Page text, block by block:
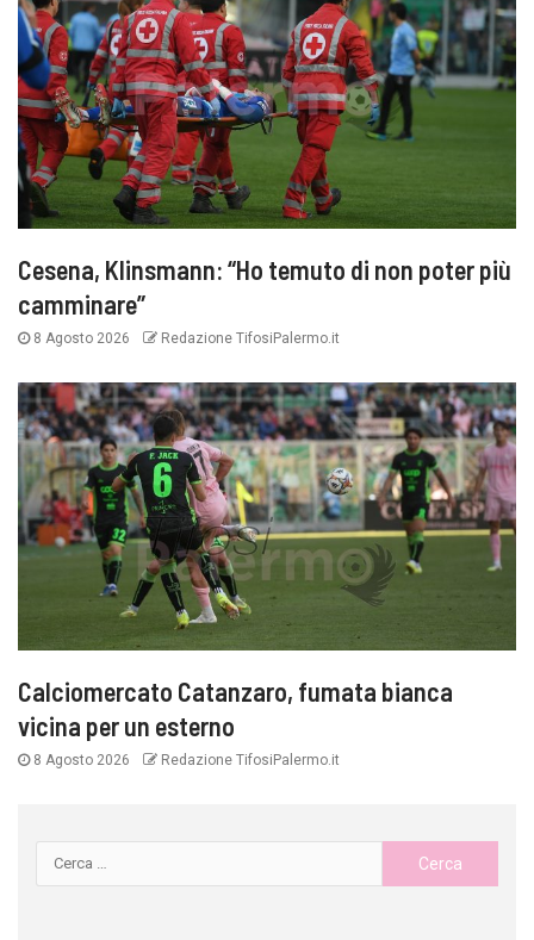
Cesena, Klinsmann: “Ho temuto di non poter più
camminare”
8 Agosto 2026 Redazione TifosiPalermo.it
Calciomercato Catanzaro, fumata bianca
vicina per un esterno
8 Agosto 2026 Redazione TifosiPalermo.it